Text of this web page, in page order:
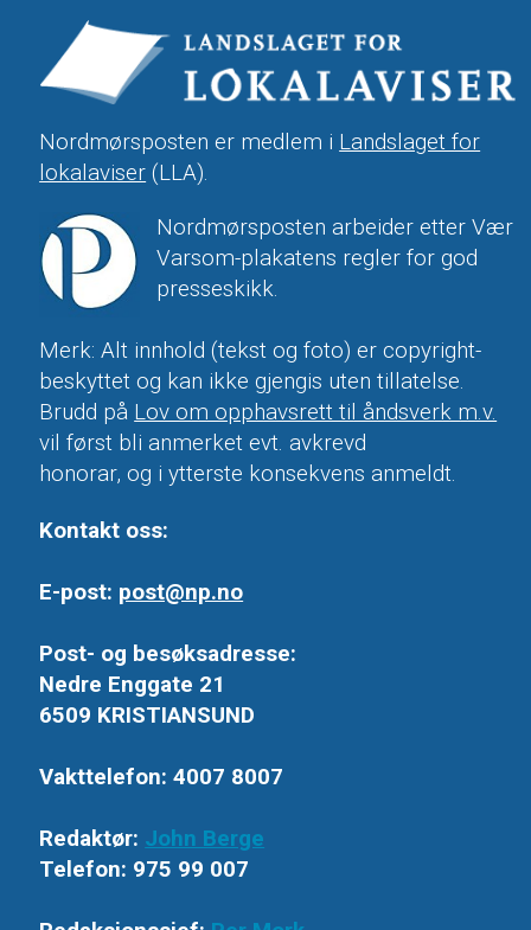
Nordmørsposten er medlem i Landslaget for
lokalaviser (LLA).
Nordmørsposten arbeider etter Vær
Varsom-plakatens regler for god
presseskikk.
Merk: Alt innhold (tekst og foto) er copyright-
beskyttet og kan ikke gjengis uten tillatelse.
Brudd på Lov om opphavsrett til åndsverk m.v.
vil først bli anmerket evt. avkrevd
honorar, og i ytterste konsekvens anmeldt.
Kontakt oss:
E-post: post@np.no
Post- og besøksadresse:
Nedre Enggate 21
6509 KRISTIANSUND
Vakttelefon: 4007 8007
Redaktør: John Berge
Telefon: 975 99 007